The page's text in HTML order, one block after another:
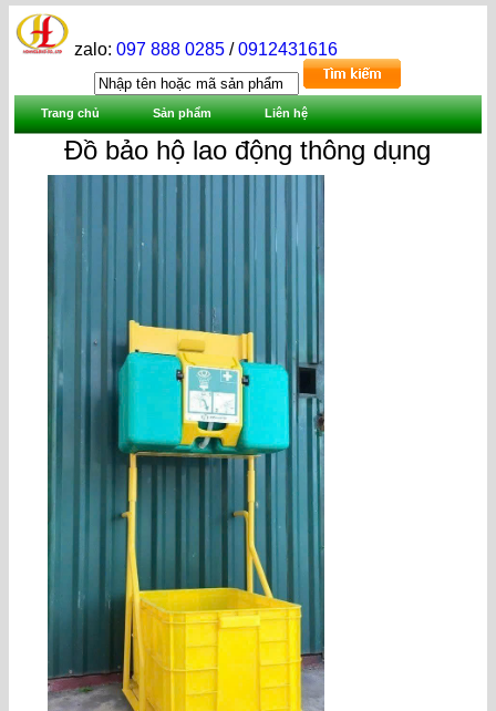
zalo:097 888 0285 /0912431616
Trang chủ Sản phẩm Liên hệ
Đồ bảo hộ lao động thông dụng